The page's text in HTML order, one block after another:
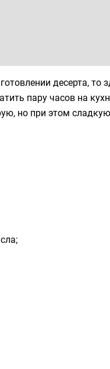
десерта,
пару часов на
но при этом